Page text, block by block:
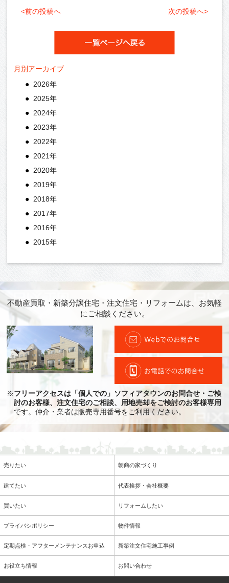
<前の投稿へ 次の投稿へ>
月別アーカイブ
2026年
2025年
2024年
2023年
2022年
2021年
2020年
2019年
2018年
2017年
2016年
2015年
不動産買取・新築分譲住宅・注文住宅・リフォームは、お気軽
にご相談ください。
※フリーアクセスは「個人での」ソフィアタウンのお問合せ・ご検
討のお客様、注文住宅のご相談、用地売却をご検討のお客様専用
です。仲介・業者は販売専用番号をご利用ください。
売りたい 朝商の家づくり
建てたい 代表挨拶・会社概要
買いたい リフォームしたい
プライバシポリシー 物件情報
定期点検・アフターメンテナンスお申込 新築注文住宅施工事例
お役立ち情報 お問い合わせ